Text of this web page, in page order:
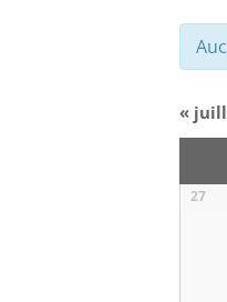
«
de
27